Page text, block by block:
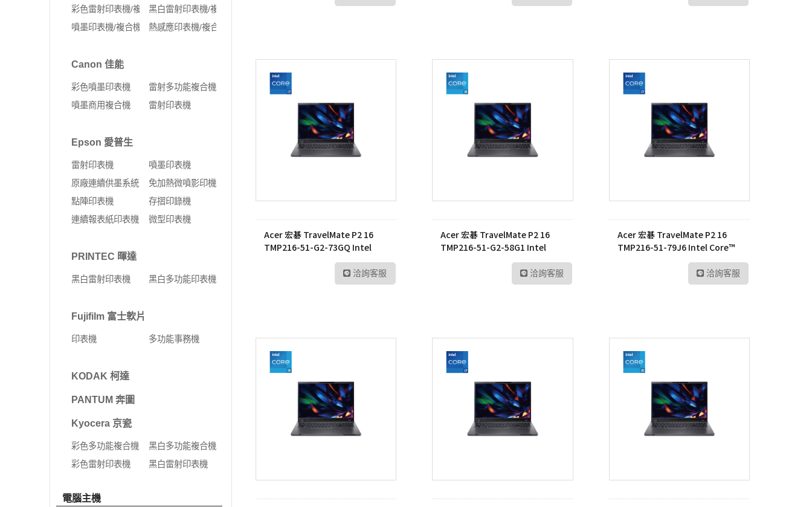
彩色雷射印表機/複合機黑白雷射印表機/複合機
噴墨印表機/複合機
熱感應印表機/複合機
Canon 佳能
彩色噴墨印表機
雷射多功能複合機
噴墨商用複合機
雷射印表機
Epson 愛普生
雷射印表機
噴墨印表機
原廠連續供墨系統
免加熱微噴影印機
點陣印表機
存摺印錄機
連續報表紙印表機
微型印表機
PRINTEC 暉達
黑白雷射印表機 黑白多功能印表機
Fujifilm 富士軟片
印表機 多功能事務機
KODAK 柯達
PANTUM 奔圖
Kyocera 京瓷
彩色多功能複合機
黑白多功能複合機
彩色雷射印表機
黑白雷射印表機
電腦主機
Acer 宏碁 TravelMate P2 16
TMP216-51-G2-73GQ Intel
Core™ 7 筆記型電腦
洽詢客服
Acer 宏碁 TravelMate P2 16
TMP216-51-G2-58G1 Intel
Core™ 5 筆記型電腦
洽詢客服
Acer 宏碁 TravelMate P2 16
TMP216-51-79J6 Intel Core™
7-1335U 筆記型電腦
洽詢客服